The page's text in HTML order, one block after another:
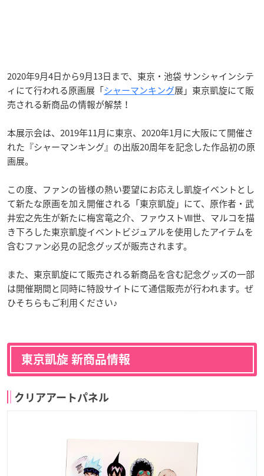
2020年9月4日から9月13日まで、東京・池袋 サンシャインシテ
ィにて行われる原画展「シャーマンキング展」東京凱旋にて販
売される新商品の情報が解禁！
本展示会は、2019年11月に東京、2020年1月に大阪にて開催さ
れた『シャーマンキング』の出版20周年を記念した作品初の原
画展。
この度、ファンの皆様の熱い要望にお応えし凱旋イベントとし
て新たな原画を加え開催される「東京凱旋」にて、原作者・武
井宏之先生が新たに梅宮竜之介、ファウストⅧ世、マルコを描
き下ろした東京凱旋イベントビジュアルを使用したアイテムを
含むファン必見の記念グッズが販売されます。
また、東京凱旋にて販売される新商品を含む記念グッズの一部
は開催期間と同時に特設サイトにて通信販売が行われます。ぜ
ひそちらもご利用ください♪
東京凱旋 新商品情報
クリアアートパネル